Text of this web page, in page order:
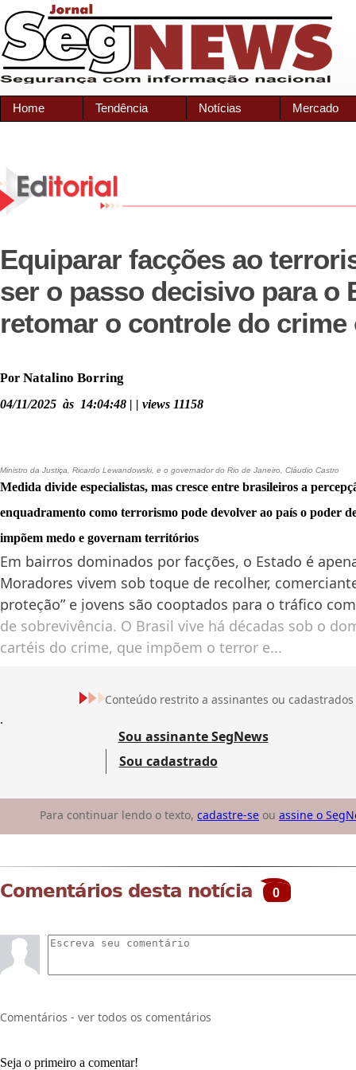
Home Tendência Notícias Mercado
Equiparar facções ao
ser o passo decisivo para o
retomar o controle do crime
Por Natalino Borring
04/11/2025 às 14:04:48 | | views 11158
Ministro da Justiça, Ricardo Lewandowski, e o governador do Rio de Janeiro, Cláudio Castro
Medida divide especialistas, mas cresce entre brasileiros a
enquadramento como terrorismo pode devolver ao país o poder
impõem medo e governam territórios
Em bairros dominados por facções, o Estado é
Moradores vivem sob toque de recolher,
proteção” e jovens são cooptados para o tráfico
de sobrevivência. O Brasil vive há décadas sob o
cartéis do crime, que impõem o terror e...
Conteúdo restrito a assinantes ou cadastrados
.
Sou assinante SegNews
Sou cadastrado
Para continuar lendo o texto, cadastre-se ou assine o
Comentários desta notícia 0
Comentários - ver todos os comentários
Seja o primeiro a comentar!